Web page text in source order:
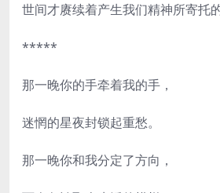
世间才赓续着产生我们精神所寄托
*****
那一晚你的手牵着我的手，
迷惘的星夜封锁起重愁。
那一晚你和我分定了方向，